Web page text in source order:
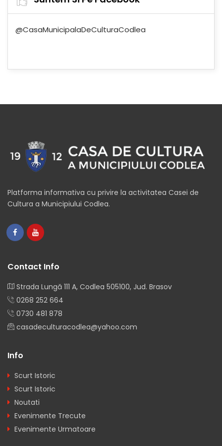
@CasaMunicipalaDeCulturaCodlea
Platforma informativa cu privire la activitatea Casei de
Cultura a Municipiului Codlea.
Contact Info
Strada Lungă 111 A, Codlea 505100, Jud. Brasov
0268 252 664
0730 481 878
casadeculturacodlea@yahoo.com
Info
Scurt Istoric
Scurt Istoric
Noutati
Evenimente Trecute
Evenimente Urmatoare